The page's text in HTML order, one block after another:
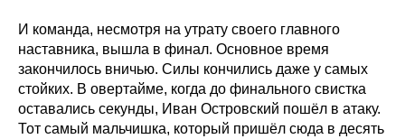
И команда, несмотря на утрату своего главного
наставника, вышла в финал. Основное время
закончилось вничью. Силы кончились даже у самых
стойких. В овертайме, когда до финального свистка
оставались секунды, Иван Островский пошёл в атаку.
Тот самый мальчишка, который пришёл сюда в десять